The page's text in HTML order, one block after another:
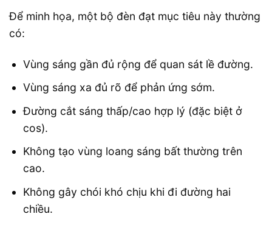
Để minh họa, một bộ đèn đạt mục tiêu này thường
có:
Vùng sáng gần đủ rộng để quan sát lề đường.
Vùng sáng xa đủ rõ để phản ứng sớm.
Đường cắt sáng thấp/cao hợp lý (đặc biệt ở
cos).
Không tạo vùng loang sáng bất thường trên
cao.
Không gây chói khó chịu khi đi đường hai
chiều.